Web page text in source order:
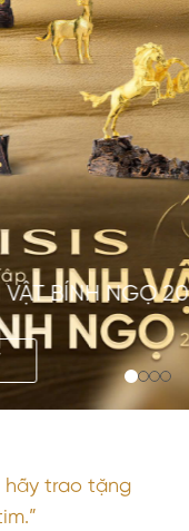
2026
hãy trao tặng